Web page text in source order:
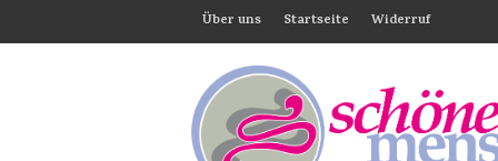
Über uns Startseite Widerruf